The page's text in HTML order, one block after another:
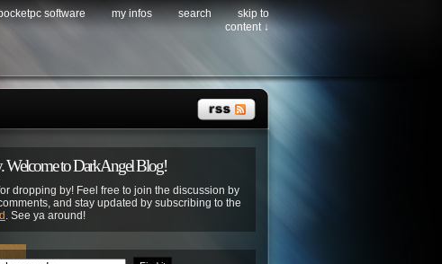
software my infos search
skip to
content ↓
Welcome to DarkAngel Blog!
dropping by! Feel free to join the discussion by
and stay updated by subscribing to the
. See ya around!